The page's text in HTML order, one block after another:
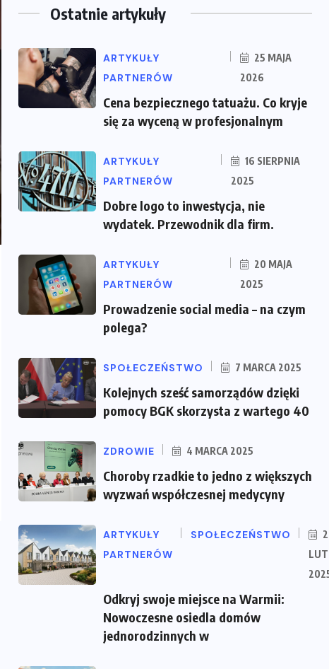
Ostatnie artykuły
ARTYKUŁY
PARTNERÓW
25 MAJA
2026
Cena bezpiecznego tatuażu. Co kryje
się za wyceną w profesjonalnym
ARTYKUŁY
PARTNERÓW
16 SIERPNIA
2025
Dobre logo to inwestycja, nie
wydatek. Przewodnik dla firm.
ARTYKUŁY
PARTNERÓW
20 MAJA
2025
Prowadzenie social media – na czym
polega?
SPOŁECZEŃSTWO 7 MARCA 2025
Kolejnych sześć samorządów dzięki
pomocy BGK skorzysta z wartego 40
ZDROWIE 4 MARCA 2025
Choroby rzadkie to jedno z większych
wyzwań współczesnej medycyny
ARTYKUŁY
PARTNERÓW
SPOŁECZEŃSTWO
Odkryj swoje miejsce na Warmii:
Nowoczesne osiedla domów
jednorodzinnych w